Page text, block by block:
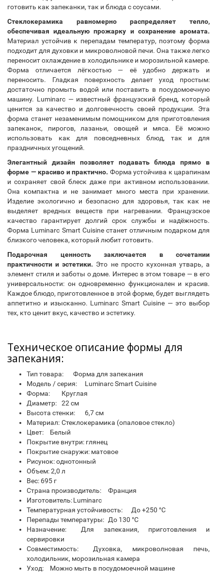
готовить как запеканки, так и блюда с соусами.
Стеклокерамика равномерно распределяет тепло,
обеспечивая идеальную прожарку и сохранение аромата.
Материал устойчив к перепадам температур, поэтому форма
подходит для духовки и микроволновой печи. Она также легко
переносит охлаждение в холодильнике и морозильной камере.
Форма отличается лёгкостью — её удобно держать и
переносить. Гладкая поверхность делает уход простым:
достаточно промыть водой или поставить в посудомоечную
машину. Luminarc — известный французский бренд, который
ценится за качество и долговечность своей продукции. Эта
форма станет незаменимым помощником для приготовления
запеканок, пирогов, лазаньи, овощей и мяса. Её можно
использовать как для повседневных блюд, так и для
праздничных угощений.
Элегантный дизайн позволяет подавать блюда прямо в
форме — красиво и практично. Форма устойчива к царапинам
и сохраняет свой блеск даже при активном использовании.
Она компактна и не занимает много места при хранении.
Изделие экологично и безопасно для здоровья, так как не
выделяет вредных веществ при нагревании. Французское
качество гарантирует долгий срок службы и надёжность.
Форма Luminarc Smart Cuisine станет отличным подарком для
близкого человека, который любит готовить.
Подарочная ценность заключается в сочетании
практичности и эстетики. Это не просто кухонная утварь, а
элемент стиля и заботы о доме. Интерес в этом товаре — в его
универсальности: он одновременно функционален и красив.
Каждое блюдо, приготовленное в этой форме, будет выглядеть
аппетитно и изысканно. Luminarc Smart Cuisine — это выбор
тех, кто ценит вкус, качество и эстетику.
Техническое описание формы для
запекания:
Тип товара:
Форма для запекания
Модель / серия:
Luminarc Smart Cuisine
Форма:
Круглая
Диаметр:
22 см
Высота стенки:
6,7 см
Материал: Стеклокерамика (опаловое стекло)
Цвет:
Белый
Покрытие внутри: глянец
Покрытие снаружи: матовое
Рисунок: однотонный
Объем: 2,0 л
Вес: 695 г
Страна производитель:
Франция
Изготовитель:Luminarc
Температурная устойчивость:
До +250 °C
Перепады температуры: До 130 °C
Назначение:
Для запекания, приготовления и
сервировки
Совместимость:
Духовка, микроволновая печь,
холодильник, морозильная камера
Уход:
Можно мыть в посудомоечной машине